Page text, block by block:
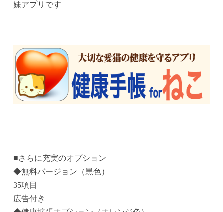
妹アプリです
■さらに充実のオプション
◆無料バージョン（黒色）
35項目
広告付き